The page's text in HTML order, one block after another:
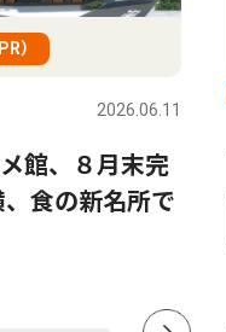
）
2026.06.11
館、８月末完
食の新名所で